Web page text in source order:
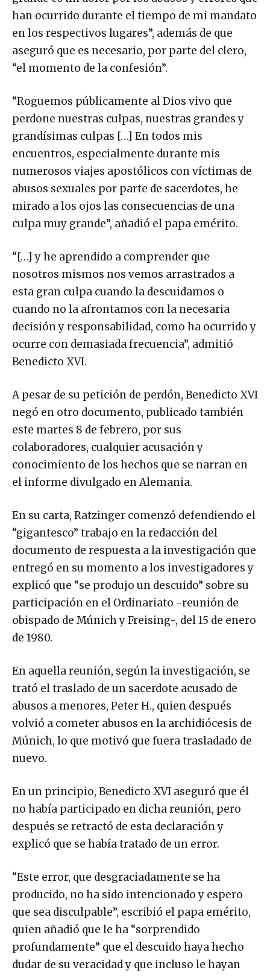
han ocurrido durante el tiempo de mi mandato
en los respectivos lugares”, además de que
aseguró que es necesario, por parte del clero,
“el momento de la confesión”.
“Roguemos públicamente al Dios vivo que
perdone nuestras culpas, nuestras grandes y
grandísimas culpas […] En todos mis
encuentros, especialmente durante mis
numerosos viajes apostólicos con víctimas de
abusos sexuales por parte de sacerdotes, he
mirado a los ojos las consecuencias de una
culpa muy grande”, añadió el papa emérito.
“[…] y he aprendido a comprender que
nosotros mismos nos vemos arrastrados a
esta gran culpa cuando la descuidamos o
cuando no la afrontamos con la necesaria
decisión y responsabilidad, como ha ocurrido y
ocurre con demasiada frecuencia”, admitió
Benedicto XVI.
A pesar de su petición de perdón, Benedicto XVI
negó en otro documento, publicado también
este martes 8 de febrero, por sus
colaboradores, cualquier acusación y
conocimiento de los hechos que se narran en
el informe divulgado en Alemania.
En su carta, Ratzinger comenzó defendiendo el
“gigantesco” trabajo en la redacción del
documento de respuesta a la investigación que
entregó en su momento a los investigadores y
explicó que “se produjo un descuido” sobre su
participación en el Ordinariato -reunión de
obispado de Múnich y Freising-, del 15 de enero
de 1980.
En aquella reunión, según la investigación, se
trató el traslado de un sacerdote acusado de
abusos a menores, Peter H., quien después
volvió a cometer abusos en la archidiócesis de
Múnich, lo que motivó que fuera trasladado de
nuevo.
En un principio, Benedicto XVI aseguró que él
no había participado en dicha reunión, pero
después se retractó de esta declaración y
explicó que se había tratado de un error.
“Este error, que desgraciadamente se ha
producido, no ha sido intencionado y espero
que sea disculpable”, escribió el papa emérito,
quien añadió que le ha “sorprendido
profundamente” que el descuido haya hecho
dudar de su veracidad y que incluso le hayan